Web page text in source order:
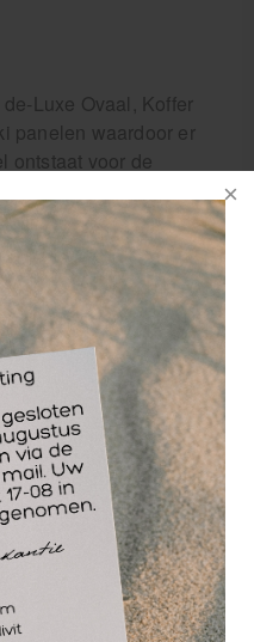
Luxe Ovaal, Koffer
panelen waardoor er
ontstaat voor de
Dit is een
delige massagetafel
vormen een mooie
rond de
in de tafel
om de benen onder te
met: